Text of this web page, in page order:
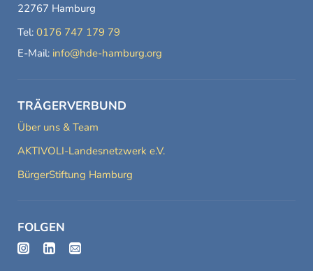
22767 Hamburg
Tel: 0176 747 179 79
E-Mail: info@hde-hamburg.org
TRÄGERVERBUND
Über uns & Team
AKTIVOLI-Landesnetzwerk e.V.
BürgerStiftung Hamburg
FOLGEN